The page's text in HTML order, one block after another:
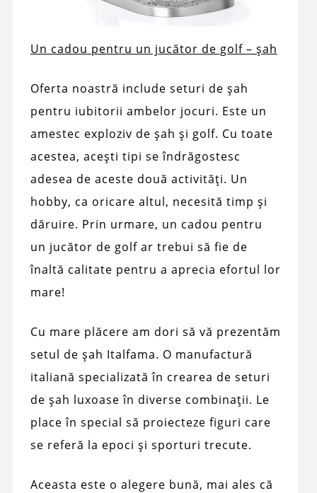
Un cadou pentru un jucător de golf – șah
Oferta noastră include seturi de șah
pentru iubitorii ambelor jocuri. Este un
amestec exploziv de șah și golf. Cu toate
acestea, acești tipi se îndrăgostesc
adesea de aceste două activități. Un
hobby, ca oricare altul, necesită timp și
dăruire. Prin urmare, un cadou pentru
un jucător de golf ar trebui să fie de
înaltă calitate pentru a aprecia efortul lor
mare!
Cu mare plăcere am dori să vă prezentăm
setul de șah Italfama. O manufactură
italiană specializată în crearea de seturi
de șah luxoase în diverse combinații. Le
place în special să proiecteze figuri care
se referă la epoci și sporturi trecute.
Aceasta este o alegere bună, mai ales că